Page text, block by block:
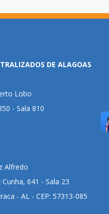
DE ALAGOAS
Lobo
- Sala 810
Alfredo
641 - Sala 23
- AL - CEP: 57313-085